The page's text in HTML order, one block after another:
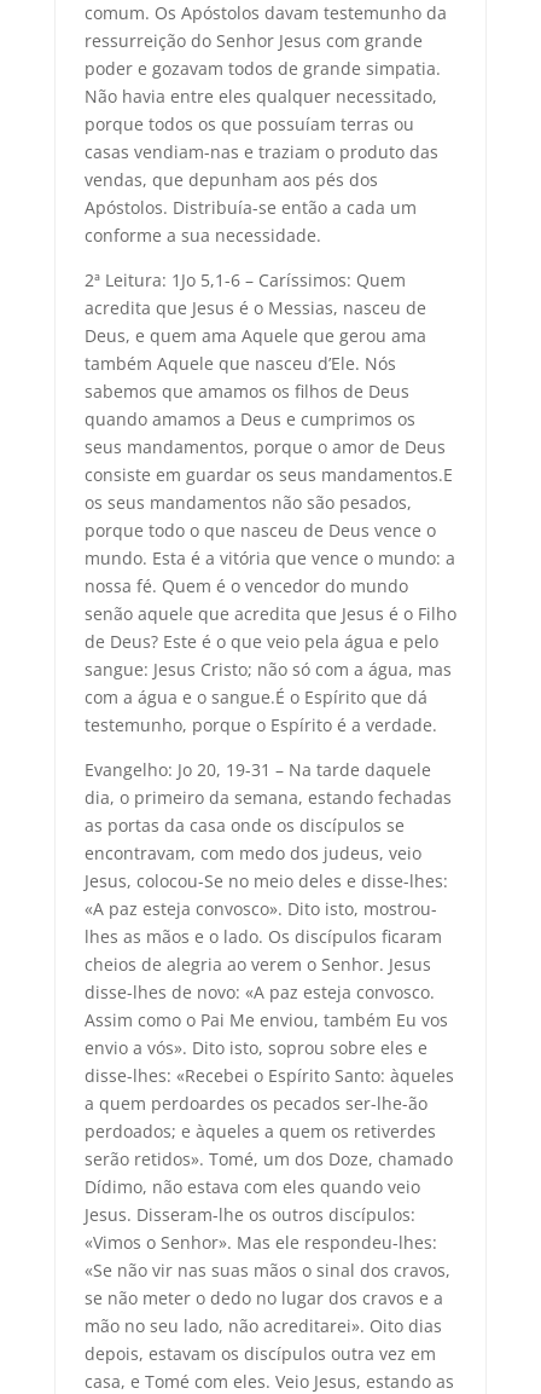
comum. Os Apóstolos davam testemunho da
ressurreição do Senhor Jesus com grande
poder e gozavam todos de grande simpatia.
Não havia entre eles qualquer necessitado,
porque todos os que possuíam terras ou
casas vendiam-nas e traziam o produto das
vendas, que depunham aos pés dos
Apóstolos. Distribuía-se então a cada um
conforme a sua necessidade.
2ª Leitura: 1Jo 5,1-6 – Caríssimos: Quem
acredita que Jesus é o Messias, nasceu de
Deus, e quem ama Aquele que gerou ama
também Aquele que nasceu d’Ele. Nós
sabemos que amamos os filhos de Deus
quando amamos a Deus e cumprimos os
seus mandamentos, porque o amor de Deus
consiste em guardar os seus mandamentos.E
os seus mandamentos não são pesados,
porque todo o que nasceu de Deus vence o
mundo. Esta é a vitória que vence o mundo: a
nossa fé. Quem é o vencedor do mundo
senão aquele que acredita que Jesus é o Filho
de Deus? Este é o que veio pela água e pelo
sangue: Jesus Cristo; não só com a água, mas
com a água e o sangue.É o Espírito que dá
testemunho, porque o Espírito é a verdade.
Evangelho: Jo 20, 19-31 – Na tarde daquele
dia, o primeiro da semana, estando fechadas
as portas da casa onde os discípulos se
encontravam, com medo dos judeus, veio
Jesus, colocou-Se no meio deles e disse-lhes:
«A paz esteja convosco». Dito isto, mostrou-
lhes as mãos e o lado. Os discípulos ficaram
cheios de alegria ao verem o Senhor. Jesus
disse-lhes de novo: «A paz esteja convosco.
Assim como o Pai Me enviou, também Eu vos
envio a vós». Dito isto, soprou sobre eles e
disse-lhes: «Recebei o Espírito Santo: àqueles
a quem perdoardes os pecados ser-lhe-ão
perdoados; e àqueles a quem os retiverdes
serão retidos». Tomé, um dos Doze, chamado
Dídimo, não estava com eles quando veio
Jesus. Disseram-lhe os outros discípulos:
«Vimos o Senhor». Mas ele respondeu-lhes:
«Se não vir nas suas mãos o sinal dos cravos,
se não meter o dedo no lugar dos cravos e a
mão no seu lado, não acreditarei». Oito dias
depois, estavam os discípulos outra vez em
casa, e Tomé com eles. Veio Jesus, estando as